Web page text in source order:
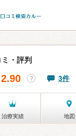
・評判
2.90 ？ 3件
治療実績 地図